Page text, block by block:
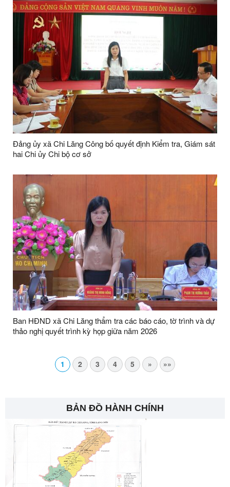
Đảng ủy xã Chi Lăng Công bố quyết định Kiểm tra, Giám sát
hai Chi ủy Chi bộ cơ sở
Ban HĐND xã Chi Lăng thẩm tra các báo cáo, tờ trình và dự
thảo nghị quyết trình kỳ họp giữa năm 2026
1 2 3 4 5 » »»
BẢN ĐỒ HÀNH CHÍNH